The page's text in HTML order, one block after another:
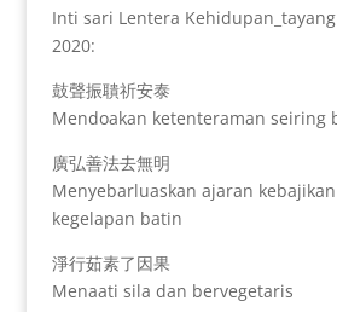
Inti sari Lentera
2020:
鼓聲振聵祈安泰
Mendoakan ketenteraman seiring
廣弘善法去無明
Menyebarluaskan ajaran
kegelapan batin
淨行茹素了因果
Menaati sila dan bervegetaris